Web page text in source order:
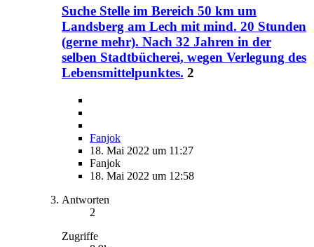
Suche Stelle im Bereich 50 km um
Landsberg am Lech mit mind. 20 Stunden
(gerne mehr). Nach 32 Jahren in der
selben Stadtbücherei, wegen Verlegung des
Lebensmittelpunktes. 2
Fanjok
18. Mai 2022 um 11:27
Fanjok
18. Mai 2022 um 12:58
Antworten
2
Zugriffe